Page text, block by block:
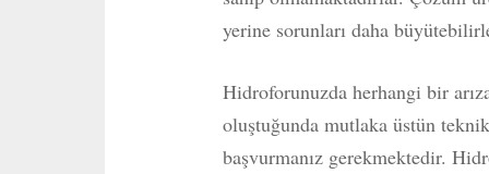
yerine sorunları daha
Hidroforunuzda herhangi bir
oluştuğunda mutlaka üstün
başvurmanız gerekmektedir.